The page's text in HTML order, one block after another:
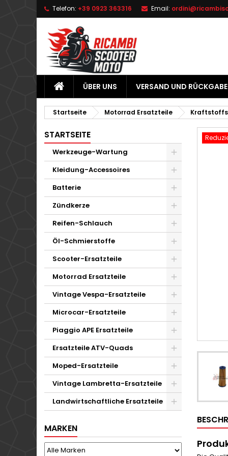
Telefon: +39 0923 363316 Email:
ÜBER UNS VERSAND UND RÜCKGABE
Startseite Motorrad Ersatzteile
STARTSEITE
Werkzeuge-Wartung
Kleidung-Accessoires
Batterie
Zündkerze
Reifen-Schlauch
Öl-Schmierstoffe
Scooter-Ersatzteile
Motorrad Ersatzteile
Vintage Vespa-Ersatzteile
Microcar-Ersatzteile
Piaggio APE Ersatzteile
Ersatzteile ATV-Quads
Moped-Ersatzteile
Vintage Lambretta-Ersatzteile
Landwirtschaftliche Ersatzteile
MARKEN